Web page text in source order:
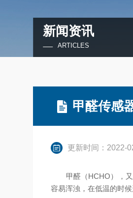
新闻资讯
ARTICLES
甲醛传感
更新时间：2022-
甲醛（HCHO），又
容易浑浊，在低温的时